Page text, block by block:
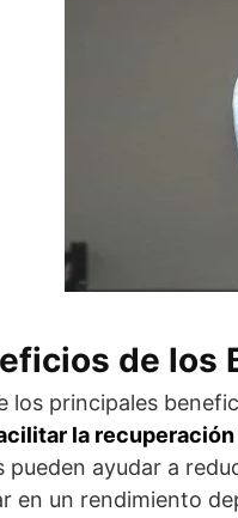
de los
los principales
la
pueden ayudar a
en un rendimiento